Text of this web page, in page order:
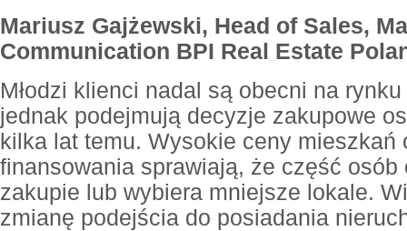
Mariusz Gajżewski, Head of Sales,
Communication BPI Real Estate
Młodzi klienci nadal są obecni na
jednak podejmują decyzje zakupowe
kilka lat temu. Wysokie ceny mieszkań
finansowania sprawiają, że część osób
zakupie lub wybiera mniejsze lokale.
zmianę podejścia do posiadania